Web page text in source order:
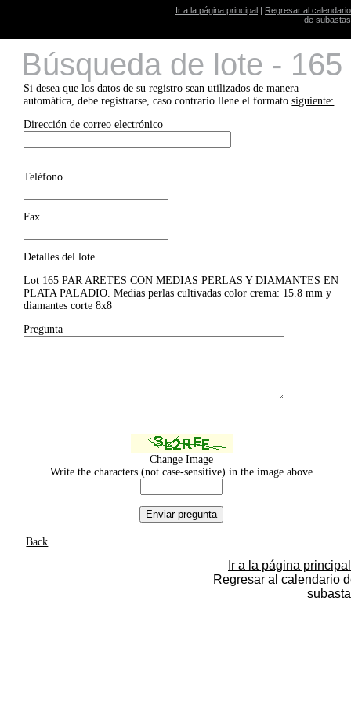
Ir a la página principal | Regresar al calendario
de subastas
Búsqueda de lote - 165
Si desea que los datos de su registro sean utilizados de manera
automática, debe registrarse, caso contrario llene el formatosiguiente:.
Dirección de correo electrónico
Teléfono
Fax
Detalles del lote
Lot 165 PAR ARETES CON MEDIAS PERLAS Y DIAMANTES EN
PLATA PALADIO. Medias perlas cultivadas color crema: 15.8 mm y
diamantes corte 8x8
Pregunta
Change Image
Write the characters (not case-sensitive) in the image above
Back
Ir a la página principal
Regresar al calendario